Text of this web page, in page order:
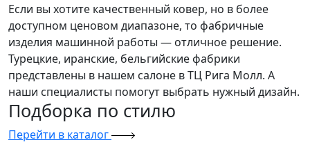
Если вы хотите качественный ковер, но в более
доступном ценовом диапазоне, то фабричные
изделия машинной работы — отличное решение.
Турецкие, иранские, бельгийские фабрики
представлены в нашем салоне в ТЦ Рига Молл. А
наши специалисты помогут выбрать нужный дизайн.
Подборка по стилю
Перейти в каталог